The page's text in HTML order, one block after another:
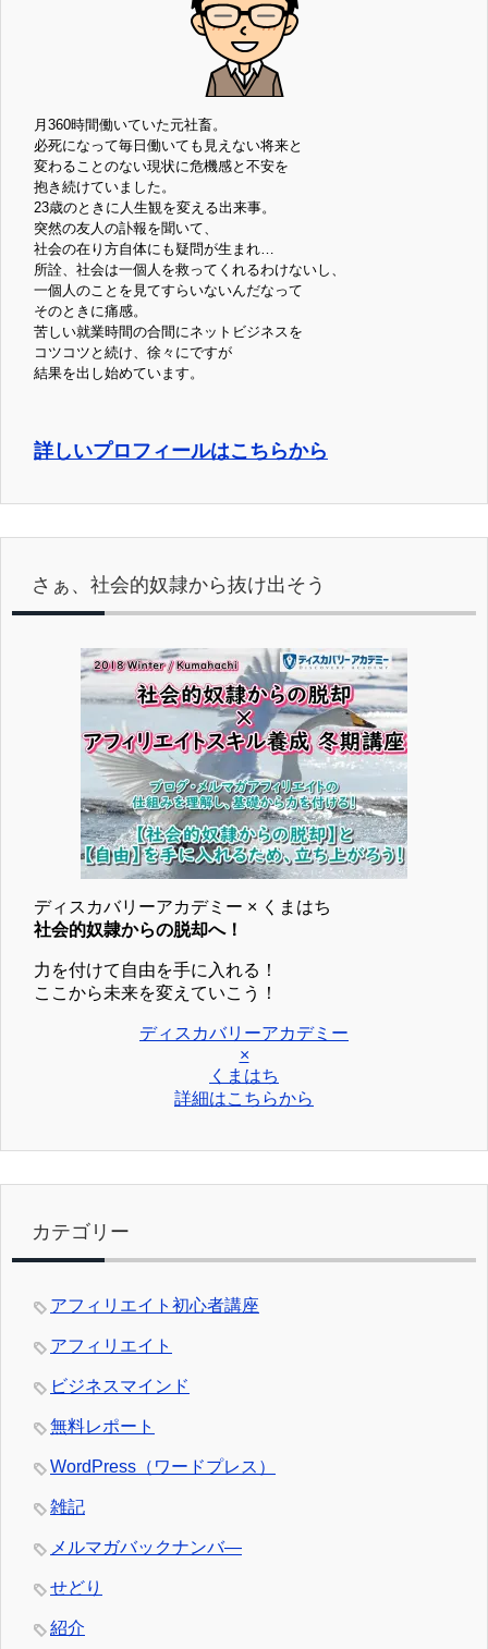
月360時間働いていた元社畜。
必死になって毎日働いても見えない将来と
変わることのない現状に危機感と不安を
抱き続けていました。
23歳のときに人生観を変える出来事。
突然の友人の訃報を聞いて、
社会の在り方自体にも疑問が生まれ…
所詮、社会は一個人を救ってくれるわけないし、
一個人のことを見てすらいないんだなって
そのときに痛感。
苦しい就業時間の合間にネットビジネスを
コツコツと続け、徐々にですが
結果を出し始めています。
詳しいプロフィールはこちらから
さぁ、社会的奴隷から抜け出そう
ディスカバリーアカデミー × くまはち
社会的奴隷からの脱却へ！
力を付けて自由を手に入れる！
ここから未来を変えていこう！
ディスカバリーアカデミー
×
くまはち
詳細はこちらから
カテゴリー
アフィリエイト初心者講座
アフィリエイト
ビジネスマインド
無料レポート
WordPress（ワードプレス）
雑記
メルマガバックナンバ―
せどり
紹介